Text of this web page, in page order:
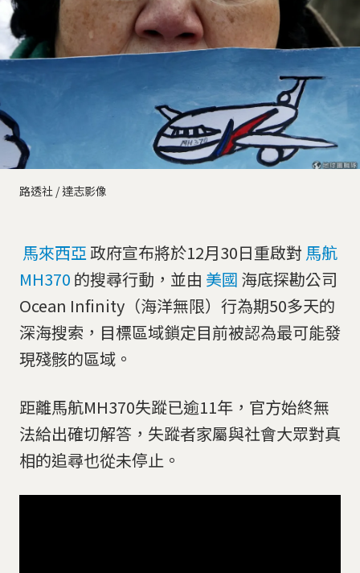
路透社 / 達志影像
馬來西亞政府宣布將於12月30日重啟對 馬航
MH370 的搜尋行動，並由 美國 海底探勘公司
Ocean Infinity（海洋無限）行為期50多天的
深海搜索，目標區域鎖定目前被認為最可能發
現殘骸的區域。
距離馬航MH370失蹤已逾11年，官方始終無
法給出確切解答，失蹤者家屬與社會大眾對真
相的追尋也從未停止。